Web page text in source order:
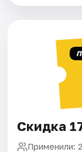
Скидка
Применили: